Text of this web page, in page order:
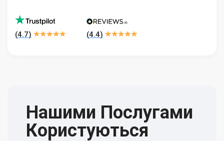
(4.7) (4.4)
Нашими Послугами
Користуються